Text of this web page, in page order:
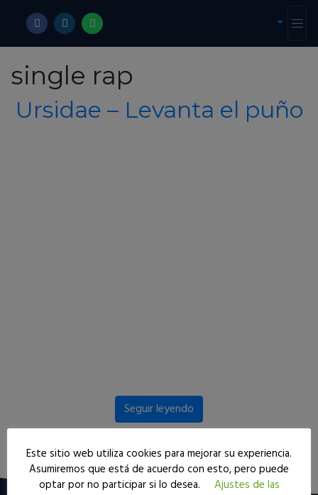
single rap
Ursidae – Levanta el puño
Seguir leyendo
Este sitio web utiliza cookies para mejorar su experiencia.
Asumiremos que está de acuerdo con esto, pero puede
optar por no participar si lo desea.
Ajustes de las